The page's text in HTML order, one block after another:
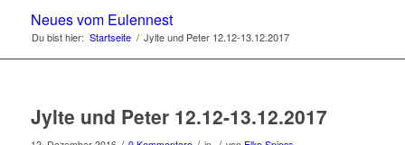
Neues vom Eulennest
Du bist hier: Startseite / Jylte und Peter 12.12-13.12.2017
Jylte und Peter 12.12-13.12.2017